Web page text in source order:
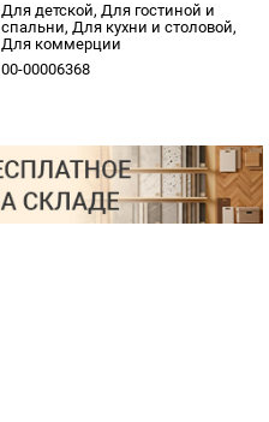
Для детской, Для гостиной и
спальни, Для кухни и столовой,
Для коммерции
00-00006368